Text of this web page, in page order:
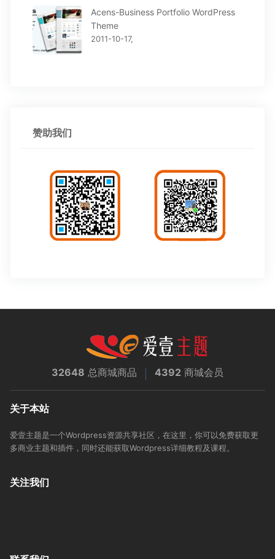
Acens-Business Portfolio WordPress
Theme
2011-10-17,
赞助我们
32648 总商城商品 4392 商城会员
关于本站
爱壹主题是一个Wordpress资源共享社区，在这里，你可以免费获取更
多商业主题和插件，同时还能获取Wordpress详细教程及课程。
关注我们